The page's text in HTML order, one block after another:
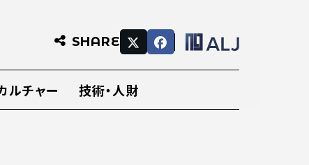
SHARE
ルチャー 技術・人財